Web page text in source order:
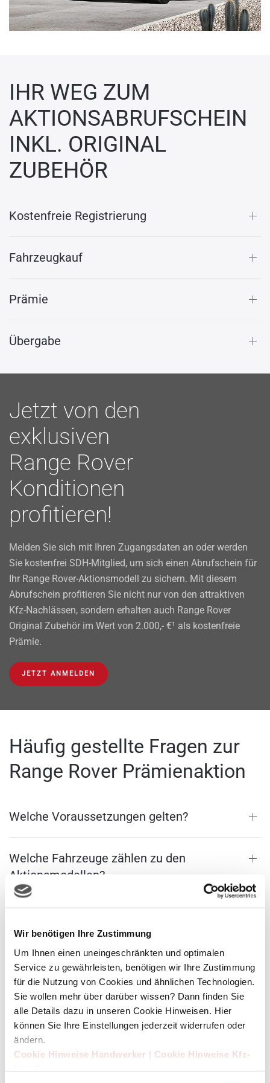
Wir benötigen Ihre Zustimmung
Um Ihnen einen uneingeschränkten und optimalen
Service zu gewährleisten, benötigen wir Ihre Zustimmung
für die Nutzung von Cookies und ähnlichen Technologien.
Sie wollen mehr über darüber wissen? Dann finden Sie
alle Details dazu in unseren Cookie Hinweisen. Hier
können Sie Ihre Einstellungen jederzeit widerrufen oder
ändern.
Cookie Hinweise Handwerker | Cookie Hinweise Kfz-
IHR WEG ZUM
AKTIONSABRUFSCHEIN
INKL. ORIGINAL
ZUBEHÖR
Kostenfreie Registrierung
Fahrzeugkauf
Prämie
Übergabe
Jetzt von den
exklusiven
Range Rover
Konditionen
profitieren!
Melden Sie sich mit Ihren Zugangsdaten an oder werden
Sie kostenfrei SDH-Mitglied, um sich einen Abrufschein für
Ihr Range Rover-Aktionsmodell zu sichern. Mit diesem
Abrufschein profitieren Sie nicht nur von den attraktiven
Kfz-Nachlässen, sondern erhalten auch Range Rover
Original Zubehör im Wert von 2.000,- €¹ als kostenfreie
Prämie.
JETZT ANMELDEN
Häufig gestellte Fragen zur
Range Rover Prämienaktion
Welche Voraussetzungen gelten?
Welche Fahrzeuge zählen zu den
Aktionsmodellen?
Wie bekomme ich einen SDH-Abrufschein
für die Range Rover Sonderaktion?
Auf der Suche nach dem nächstgelegenen
Range Rover Partner?
Welche Kosten entstehen?